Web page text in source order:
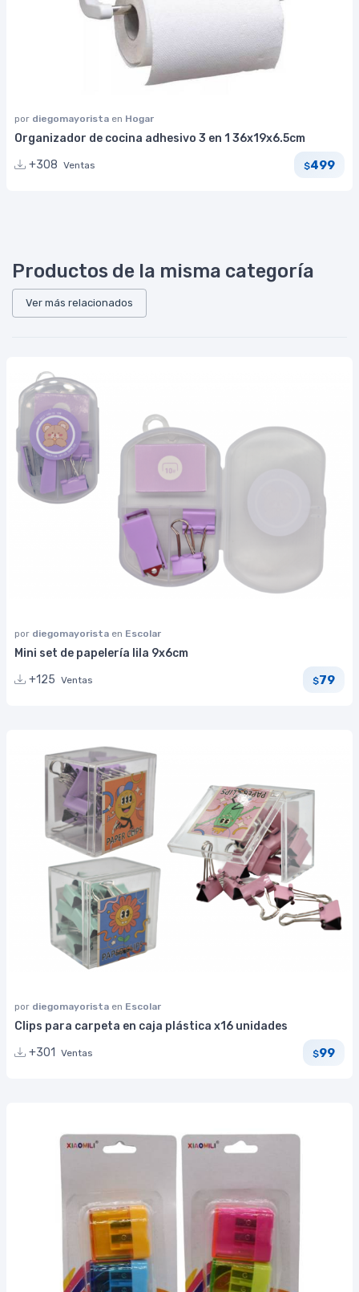
por diegomayorista en Hogar
Organizador de cocina adhesivo 3 en 1 36x19x6.5cm
+308 Ventas $499
Productos de la misma categoría
Ver más relacionados
por diegomayorista en Escolar
Mini set de papelería lila 9x6cm
+125 Ventas $79
por diegomayorista en Escolar
Clips para carpeta en caja plástica x16 unidades
+301
Ventas $99